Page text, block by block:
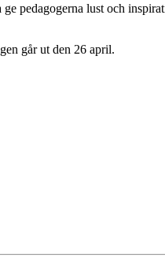
pedagogerna lust och
går ut den 26 april.